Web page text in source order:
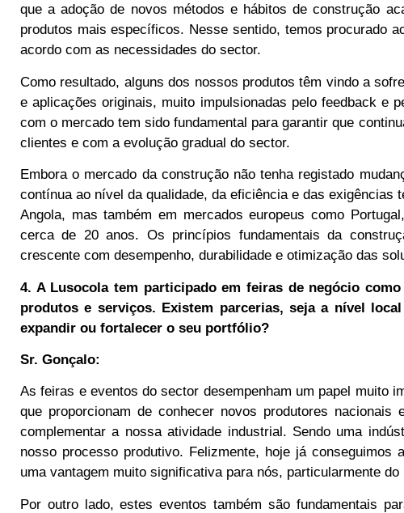
que a adoção de novos métodos e hábitos de construção
produtos mais específicos. Nesse sentido, temos procurado
acordo com as necessidades do sector.
Como resultado, alguns dos nossos produtos têm vindo a
e aplicações originais, muito impulsionadas pelo feedback e
com o mercado tem sido fundamental para garantir que
clientes e com a evolução gradual do sector.
Embora o mercado da construção não tenha registado
contínua ao nível da qualidade, da eficiência e das
Angola, mas também em mercados europeus como
cerca de 20 anos. Os princípios fundamentais da
crescente com desempenho, durabilidade e otimização das
4. A Lusocola tem participado em feiras de negócio
produtos e serviços. Existem parcerias, seja a nível
expandir ou fortalecer o seu portfólio?
Sr. Gonçalo:
As feiras e eventos do sector desempenham um papel muito
que proporcionam de conhecer novos produtores
complementar a nossa atividade industrial. Sendo uma
nosso processo produtivo. Felizmente, hoje já
uma vantagem muito significativa para nós, particularmente
Por outro lado, estes eventos também são fundamentais